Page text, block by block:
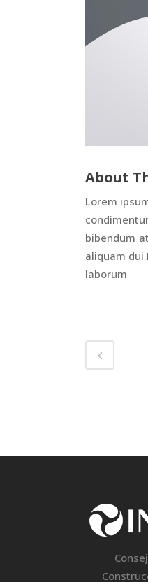
About
Lorem
bibendum
aliquam
laborum